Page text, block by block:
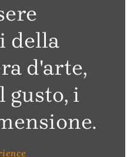
della
d'arte,
gusto, i